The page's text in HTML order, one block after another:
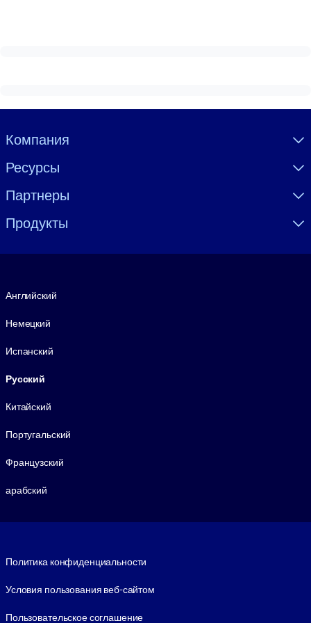
Visually hidden Text
Компания
Ресурсы
Партнеры
Продукты
Английский
Немецкий
Испанский
Русский
Китайский
Португальский
Французский
арабский
Политика конфиденциальности
Условия пользования веб-сайтом
Пользовательское соглашение